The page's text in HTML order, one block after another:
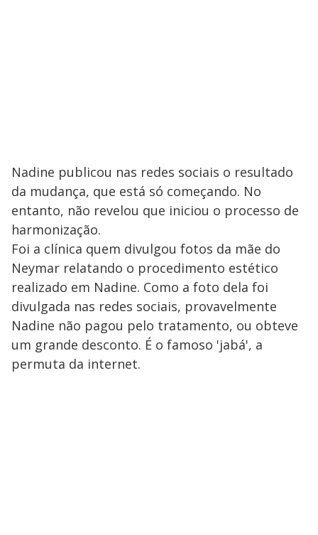
Nadine publicou nas redes sociais o resultado
da mudança, que está só começando. No
entanto, não revelou que iniciou o processo de
harmonização.
Foi a clínica quem divulgou fotos da mãe do
Neymar relatando o procedimento estético
realizado em Nadine. Como a foto dela foi
divulgada nas redes sociais, provavelmente
Nadine não pagou pelo tratamento, ou obteve
um grande desconto. É o famoso 'jabá', a
permuta da internet.